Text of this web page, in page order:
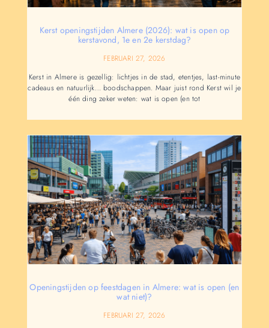
Kerst openingstijden Almere (2026): wat is open op
kerstavond, 1e en 2e kerstdag?
FEBRUARI 27, 2026
Kerst in Almere is gezellig: lichtjes in de stad, etentjes, last-minute
cadeaus en natuurlijk… boodschappen. Maar juist rond Kerst wil je
één ding zeker weten: wat is open (en tot
Openingstijden op feestdagen in Almere: wat is open (en
wat niet)?
FEBRUARI 27, 2026